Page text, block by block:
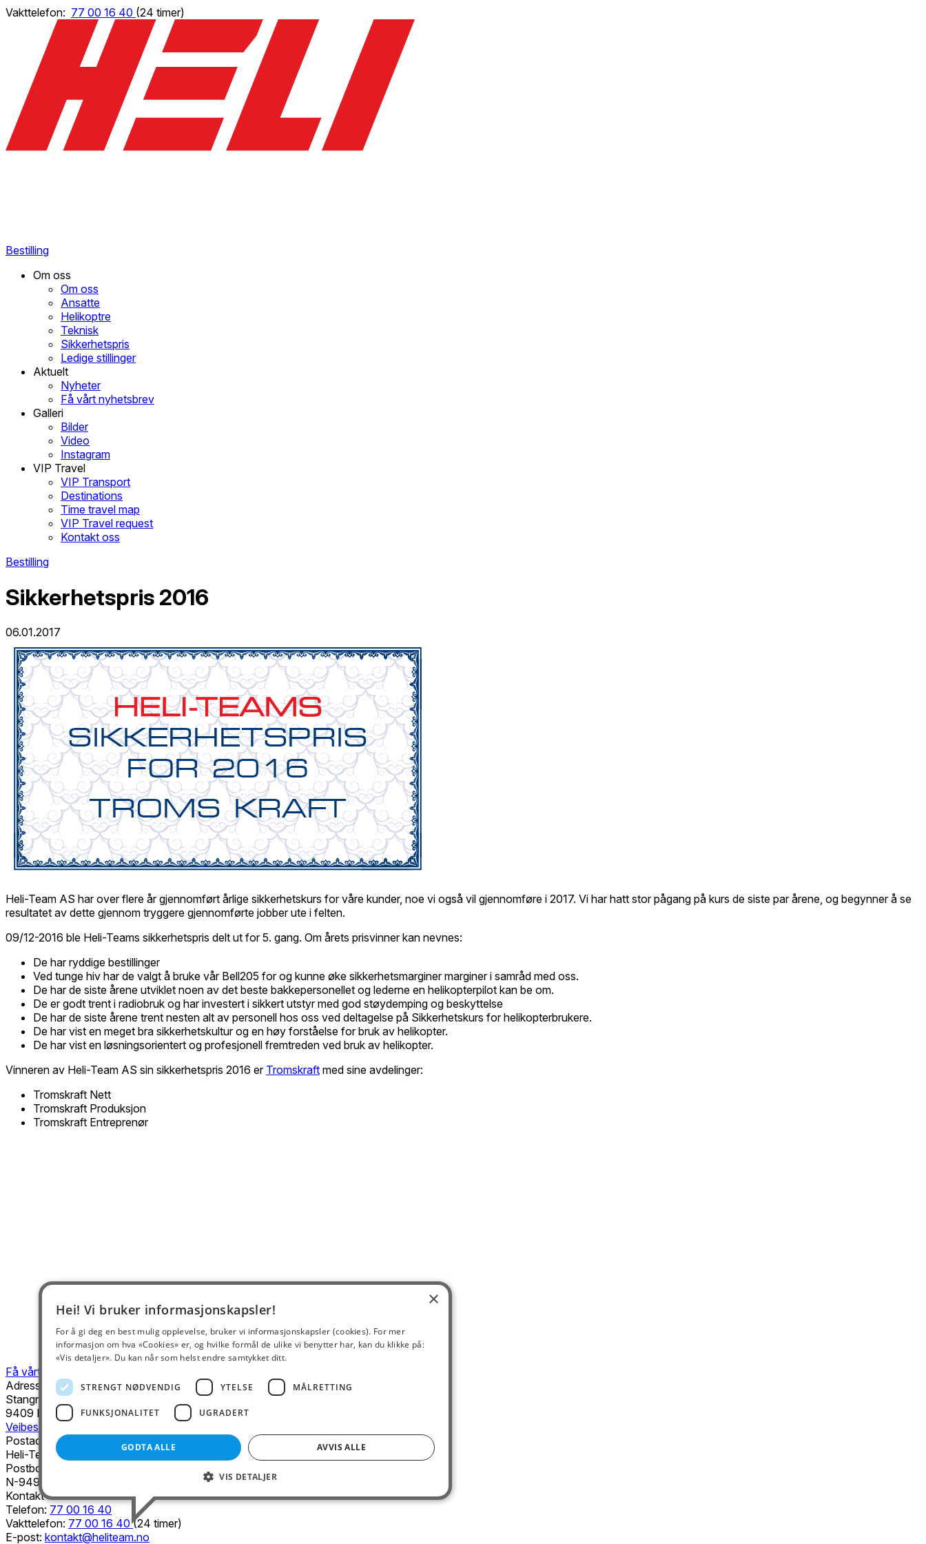
Vakttelefon: 77 00 16 40 (24 timer)
Bestilling
Om oss
Om oss
Ansatte
Helikoptre
Teknisk
Sikkerhetspris
Ledige stillinger
Aktuelt
Nyheter
Få vårt nyhetsbrev
Galleri
Bilder
Video
Instagram
VIP Travel
VIP Transport
Destinations
Time travel map
VIP Travel request
Kontakt oss
Bestilling
Sikkerhetspris 2016
06.01.2017
Heli-Team AS har over flere år gjennomført årlige sikkerhetskurs for våre kunder, noe vi også vil gjennomføre i 2017. Vi har hatt stor pågang på kurs de siste par årene, og begynner å se
resultatet av dette gjennom tryggere gjennomførte jobber ute i felten.
09/12-2016 ble Heli-Teams sikkerhetspris delt ut for 5. gang. Om årets prisvinner kan nevnes:
De har ryddige bestillinger
Ved tunge hiv har de valgt å bruke vår Bell205 for og kunne øke sikkerhetsmarginer marginer i samråd med oss.
De har de siste årene utviklet noen av det beste bakkepersonellet og lederne en helikopterpilot kan be om.
De er godt trent i radiobruk og har investert i sikkert utstyr med god støydemping og beskyttelse
De har de siste årene trent nesten alt av personell hos oss ved deltagelse på Sikkerhetskurs for helikopterbrukere.
De har vist en meget bra sikkerhetskultur og en høy forståelse for bruk av helikopter.
De har vist en løsningsorientert og profesjonell fremtreden ved bruk av helikopter.
Vinneren av Heli-Team AS sin sikkerhetspris 2016 er Tromskraft med sine avdelinger:
Tromskraft Nett
Tromskraft Produksjon
Tromskraft Entreprenør
Få vårt nyhetsbrev
Adresse
Stangnesterminalen 2D
9409 Harstad
Veibeskrivelse
Postadresse
Heli-Team AS
Postboks 3039 Kanebogen
N-9498 Harstad
Kontakt
Telefon: 77 00 16 40
Vakttelefon: 77 00 16 40(24 timer)
E-post: kontakt@heliteam.no
×
Hei! Vi bruker informasjonskapsler!
For å gi deg en best mulig opplevelse, bruker vi informasjonskapsler (cookies). For mer
informasjon om hva «Cookies» er, og hvilke formål de ulike vi benytter har, kan du klikke på:
«Vis detaljer». Du kan når som helst endre samtykket ditt.
STRENGT NØDVENDIG YTELSE MÅLRETTING
FUNKSJONALITET UGRADERT
GODTA ALLE AVVIS ALLE
VIS DETALJER